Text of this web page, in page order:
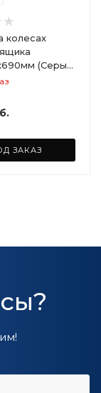
колесах
(Серый)
ЗАКАЗ